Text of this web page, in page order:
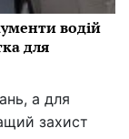
водій
для
а для
захист